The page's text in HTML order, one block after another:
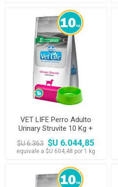
VET LIFE Perro Adulto
Urinary Struvite 10 Kg +
Comedero
$U 6.363 $U 6.044,85
equivale a $U 604,48 por 1 kg